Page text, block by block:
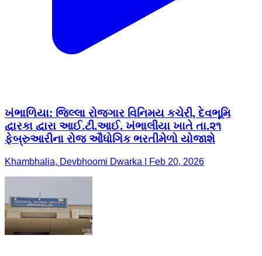
ખંભાળિયા: જિલ્લા રોજગાર વિનિમય કચેરી, દેવભૂમિ
દ્વારકા દ્વારા આઈ.ટી.આઈ. ખંભાલીયા ખાતે તા.૨૧
ફેબ્રુઆરીના રોજ ઔધોગિક ભરતીમેળો યોજાશે
Khambhalia, Devbhoomi Dwarka | Feb 20, 2026